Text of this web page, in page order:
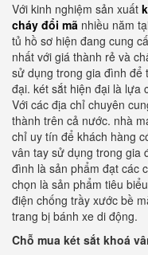
Với kinh nghiệm sản xuất
cháy đổi mã nhiều năm
tủ hồ sơ hiện đang cung
nhất với giá thành rẻ và
sử dụng trong gia đình để
đại. két sắt hiện đại là lựa
Với các địa chỉ chuyên
thành trên cả nước. nhà
chỉ uy tín để khách hàng
vân tay sử dụng trong gia
đình là sản phẩm đạt các
chọn là sản phẩm tiêu
điện chống trầy xước bề
trang bị bánh xe di động.
Chỗ mua két sắt khoá